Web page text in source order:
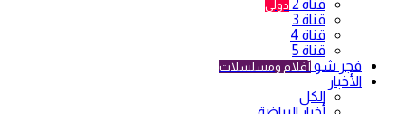
قناة 2 دولي
قناة 3
قناة 4
قناة 5
فجر شو أفلام ومسلسلات
الأخبار
الكل